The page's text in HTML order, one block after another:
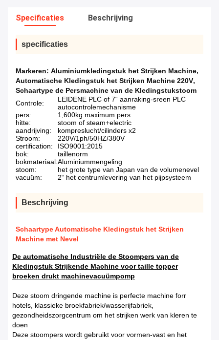
Specificaties Beschrijving
specificaties
Markeren: Aluminiumkledingstuk het Strijken Machine,
Automatische Kledingstuk het Strijken Machine 220V,
Schaartype de Persmachine van de Kledingstukstoom
Controle:
LEIDENE PLC of 7“ aanraking-sreen PLC
autocontrolemechanisme
pers:
1,600kg maximum pers
hitte:
stoom of steam+electric
aandrijving:
kompreslucht/cilinders x2
Stroom:
220V/1ph/50HZ/380V
certification:
ISO9001:2015
bok:
taillenorm
bokmateriaal:Aluminiummengeling
stoom:
het grote type van Japan van de volumenevel
vacuüm:
2“ het centrumlevering van het pijpsysteem
Beschrijving
Schaartype Automatische Kledingstuk het Strijken
Machine met Nevel
De automatische Industriële de Stoompers van de
Kledingstuk Strijkende Machine voor taille topper
broeken drukt machinevacuümpomp
Deze stoom dringende machine is perfecte machine forr
hotels, klassieke broekfabriek/wasserijfabriek,
gezondheidszorgcentrum om het strijken werk van kleren te
doen
Deze stoompers wordt gebruikt voor vormen-vast en het